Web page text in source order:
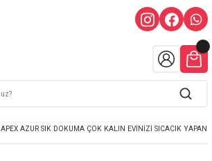
APEX AZUR SIK DOKUMA ÇOK KALIN EVİNİZİ SICACIK